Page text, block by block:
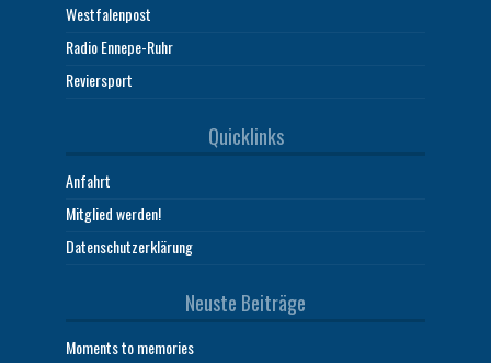
Westfalenpost
Radio Ennepe-Ruhr
Reviersport
Quicklinks
Anfahrt
Mitglied werden!
Datenschutzerklärung
Neuste Beiträge
Moments to memories